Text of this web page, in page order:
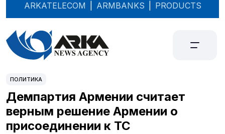
ARKATELECOM ARMBANKS PRODUCTS
ПОЛИТИКА
Демпартия Армении считает
верным решение Армении о
присоединении к ТС